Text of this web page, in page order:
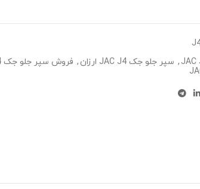
, سپر جلو جک JAC J4 ارزان , فروش سپر جلو جک JAC J4